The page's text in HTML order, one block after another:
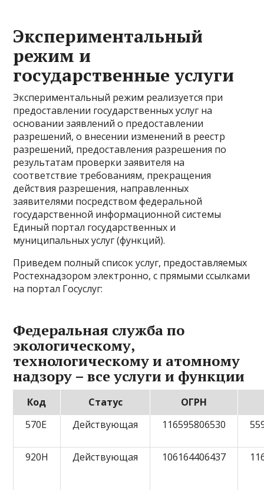
Экспериментальный
режим и
государственные услуги
Экспериментальный режим реализуется при
предоставлении государственных услуг на
основании заявлений о предоставлении
разрешений, о внесении изменений в реестр
разрешений, предоставления разрешения по
результатам проверки заявителя на
соответствие требованиям, прекращения
действия разрешения, направленных
заявителями посредством федеральной
государственной информационной системы
Единый портал государственных и
муниципальных услуг (функций).
Приведем полный список услуг, предоставляемых
Ростехнадзором электронно, с прямыми ссылками
на портал Госуслуг:
Федеральная служба по
экологическому,
технологическому и атомному
надзору – все услуги и функции
Код Статус
ОГРН
570Е
Действующая 116595806530
920Н Действующая 106164406437